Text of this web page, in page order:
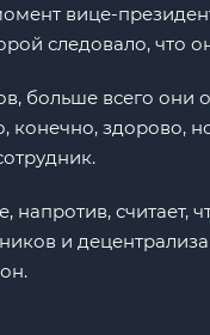
вице-
следовало, что
больше всего они
здорово,
считает,
и